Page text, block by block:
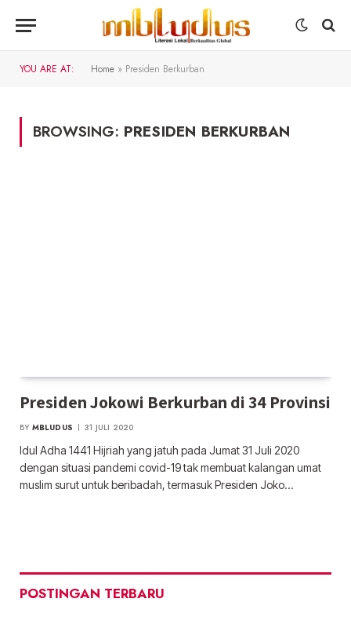
YOU ARE AT: Home » Presiden Berkurban
BROWSING: PRESIDEN BERKURBAN
Presiden Jokowi Berkurban di 34 Provinsi
BY MBLUDUS 31 JULI 2020
Idul Adha 1441 Hijriah yang jatuh pada Jumat 31 Juli 2020
dengan situasi pandemi covid-19 tak membuat kalangan umat
muslim surut untuk beribadah, termasuk Presiden Joko…
POSTINGAN TERBARU